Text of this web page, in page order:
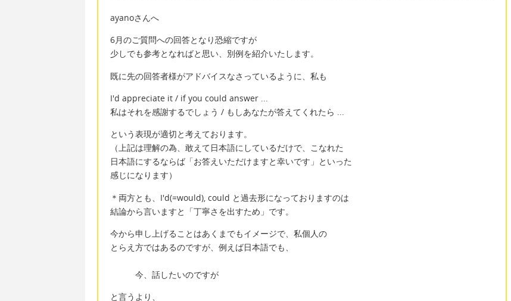
ayanoさんへ
6月のご質問への回答となり恐縮ですが
少しでも参考となればと思い、別例を紹介いたします。
既に先の回答者様がアドバイスなさっているように、私も
I'd appreciate it / if you could answer ...
私はそれを感謝するでしょう / もしあなたが答えてくれたら ...
という表現が適切と考えております。
（上記は理解の為、敢えて日本語にしているだけで、こなれた
日本語にするならば「お答えいただけますと幸いです」といった
感じになります）
＊両方とも、I'd(=would), could と過去形になっておりますのは
結論から言いますと「丁寧さを出すため」です。
今から申し上げることはあくまでもイメージで、私個人の
とらえ方ではあるのですが、例えば日本語でも、
今、話したいのですが
と言うより、